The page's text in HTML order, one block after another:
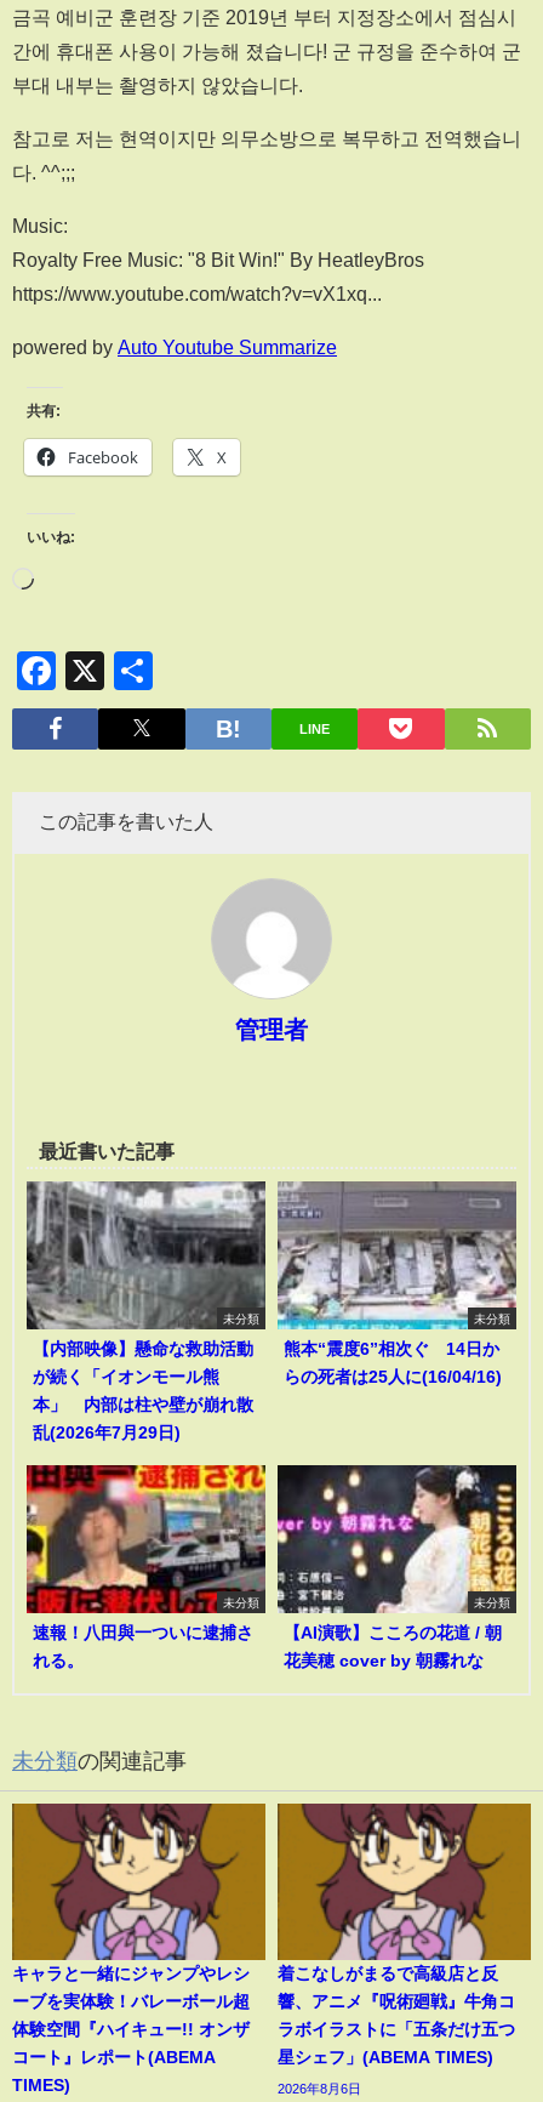
금곡 예비군 훈련장 기준 2019년 부터 지정장소에서 점심시
간에 휴대폰 사용이 가능해 졌습니다! 군 규정을 준수하여 군
부대 내부는 촬영하지 않았습니다.
참고로 저는 현역이지만 의무소방으로 복무하고 전역했습니
다. ^^;;;
Music:
Royalty Free Music: "8 Bit Win!" By HeatleyBros
https://www.youtube.com/watch?v=vX1xq...
powered by Auto Youtube Summarize
共有:
Facebook X
いいね:
Facebook
X
有
LINE
この記事を書いた人
管理者
最近書いた記事
未分類
【内部映像】懸命な救助活動
が続く「イオンモール熊
本」 内部は柱や壁が崩れ散
乱(2026年7月29日)
未分類
熊本“震度6”相次ぐ 14日か
らの死者は25人に(16/04/16)
未分類
速報！八田與一ついに逮捕さ
れる。
未分類
【AI演歌】こころの花道 / 朝
花美穂 cover by 朝霧れな
未分類の関連記事
キャラと一緒にジャンプやレシ
ーブを実体験！バレーボール超
体験空間『ハイキュー!! オンザ
コート』レポート(ABEMA
TIMES)
着こなしがまるで高級店と反
響、アニメ『呪術廻戦』牛角コ
ラボイラストに「五条だけ五つ
星シェフ」(ABEMA TIMES)
2026年8月6日